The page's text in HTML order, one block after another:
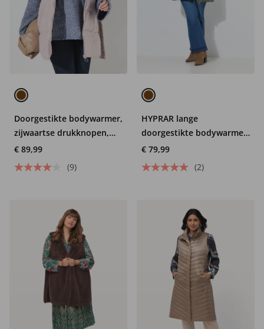
Doorgestikte bodywarmer,
zijwaartse drukknopen,
overhemdkraag,
mouwloos
€ 89,99
(9)
HYPRAR lange
doorgestikte bodywarmer,
waterafstotend, capuchon
€ 79,99
(2)